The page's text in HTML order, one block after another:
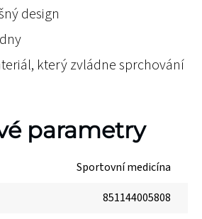
design
který zvládne sprchování
parametry
Sportovní medicína
851144005808